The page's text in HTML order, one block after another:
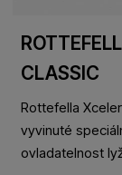
CLASSIC
Rottefella
vyvinuté
ovladatelnost